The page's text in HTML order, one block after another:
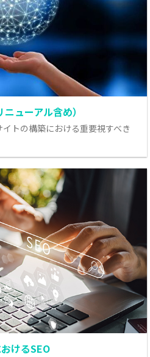
ューアル含め）
トの構築における重要視すべき
けるSEO